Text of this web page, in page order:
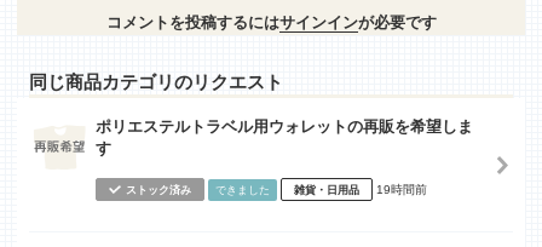
コメントを投稿するにはサインインが必要です
同じ商品カテゴリのリクエスト
ポリエステルトラベル用ウォレットの再販を希望しま
す
ストック済み できました 雑貨・日用品 19時間前